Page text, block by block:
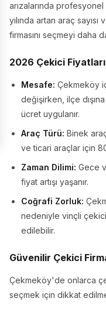
arızalarında
yılında artan araç
firmasını seçmeyi daha
2026 Çekici
Mesafe: Çekmeköy
değişirken, ilçe
ücret uygulanır.
Araç Türü: Binek
ve ticari araçlar için
Zaman Dilimi: Gece
fiyat artışı yaşanır.
Coğrafi Zorluk:
nedeniyle vinçli
edilebilir.
Güvenilir Çekici
Çekmeköy'de onlarca
seçmek için dikkat